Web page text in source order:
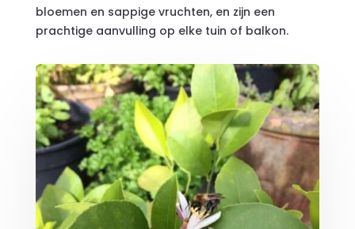
bloemen en sappige vruchten, en zijn een
prachtige aanvulling op elke tuin of balkon.